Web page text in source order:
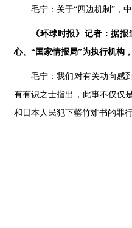
毛宁：关于“四边机制”，
《环球时报》记者：据
心、“国家情报局”为执行机构
毛宁：我们对有关动向感
有有识之士指出，此事不仅仅
和日本人民犯下罄竹难书的罪